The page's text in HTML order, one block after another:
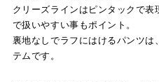
クリーズラインはピンタックで
で扱いやすい事もポイント。
裏地なしでラフにはけるパンツは
テムです。